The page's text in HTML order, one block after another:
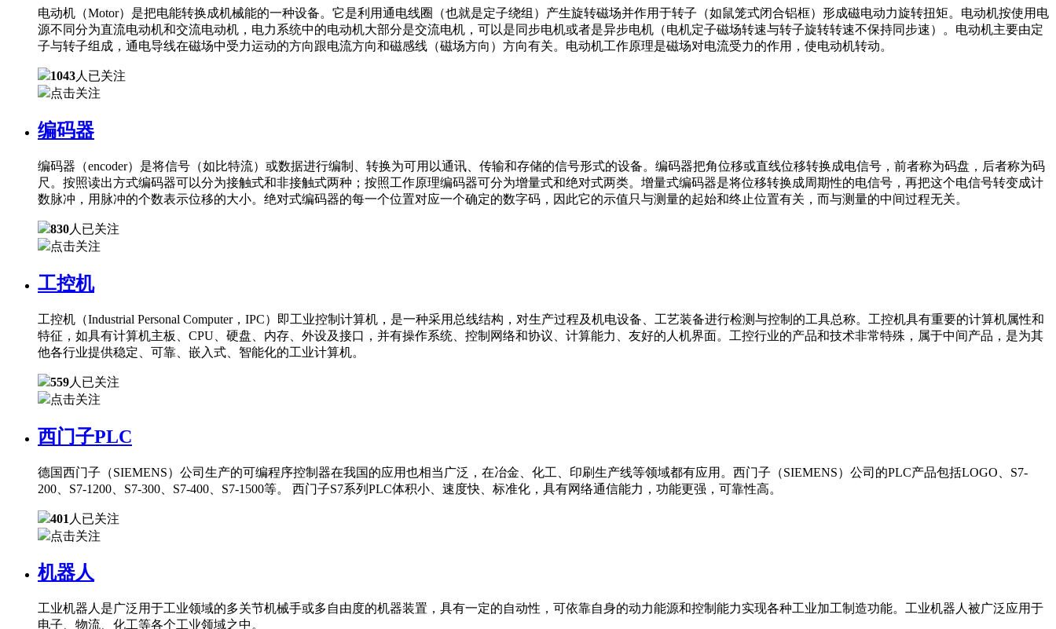
电动机（Motor）是把电能转换成机械能的一种设备。它是利用通电线圈（也就是定子绕组）产生旋转磁场并作用于转子（如鼠笼式闭合铝框）形成磁电动力旋转扭矩。电动机按使用电
源不同分为直流电动机和交流电动机，电力系统中的电动机大部分是交流电机，可以是同步电机或者是异步电机（电机定子磁场转速与转子旋转转速不保持同步速）。电动机主要由定
子与转子组成，通电导线在磁场中受力运动的方向跟电流方向和磁感线（磁场方向）方向有关。电动机工作原理是磁场对电流受力的作用，使电动机转动。
1043人已关注
点击关注
编码器
编码器（encoder）是将信号（如比特流）或数据进行编制、转换为可用以通讯、传输和存储的信号形式的设备。编码器把角位移或直线位移转换成电信号，前者称为码盘，后者称为码
尺。按照读出方式编码器可以分为接触式和非接触式两种；按照工作原理编码器可分为增量式和绝对式两类。增量式编码器是将位移转换成周期性的电信号，再把这个电信号转变成计
数脉冲，用脉冲的个数表示位移的大小。绝对式编码器的每一个位置对应一个确定的数字码，因此它的示值只与测量的起始和终止位置有关，而与测量的中间过程无关。
830人已关注
点击关注
工控机
工控机（Industrial Personal Computer，IPC）即工业控制计算机，是一种采用总线结构，对生产过程及机电设备、工艺装备进行检测与控制的工具总称。工控机具有重要的计算机属性和
特征，如具有计算机主板、CPU、硬盘、内存、外设及接口，并有操作系统、控制网络和协议、计算能力、友好的人机界面。工控行业的产品和技术非常特殊，属于中间产品，是为其
他各行业提供稳定、可靠、嵌入式、智能化的工业计算机。
559人已关注
点击关注
西门子PLC
德国西门子（SIEMENS）公司生产的可编程序控制器在我国的应用也相当广泛，在冶金、化工、印刷生产线等领域都有应用。西门子（SIEMENS）公司的PLC产品包括LOGO、S7-
200、S7-1200、S7-300、S7-400、S7-1500等。 西门子S7系列PLC体积小、速度快、标准化，具有网络通信能力，功能更强，可靠性高。
401 人已关注
点击关注
机器人
工业机器人是广泛用于工业领域的多关节机械手或多自由度的机器装置，具有一定的自动性，可依靠自身的动力能源和控制能力实现各种工业加工制造功能。工业机器人被广泛应用于
电子、物流、化工等各个工业领域之中。